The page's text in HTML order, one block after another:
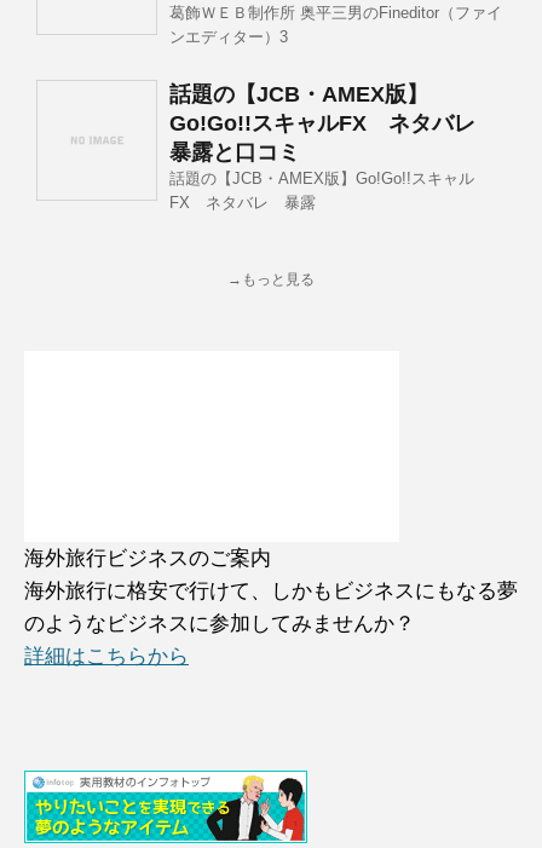
葛飾ＷＥＢ制作所 奥平三男のFineditor（ファイ
ンエディター）3
話題の【JCB・AMEX版】
Go!Go!!スキャルFX ネタバレ
暴露と口コミ
話題の【JCB・AMEX版】Go!Go!!スキャル
FX ネタバレ 暴露
→もっと見る
海外旅行ビジネスのご案内
海外旅行に格安で行けて、しかもビジネスにもなる夢
のようなビジネスに参加してみませんか？
詳細はこちらから